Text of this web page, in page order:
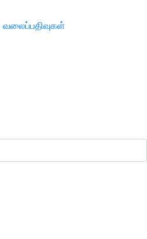
வலைப்பதிவுகள்